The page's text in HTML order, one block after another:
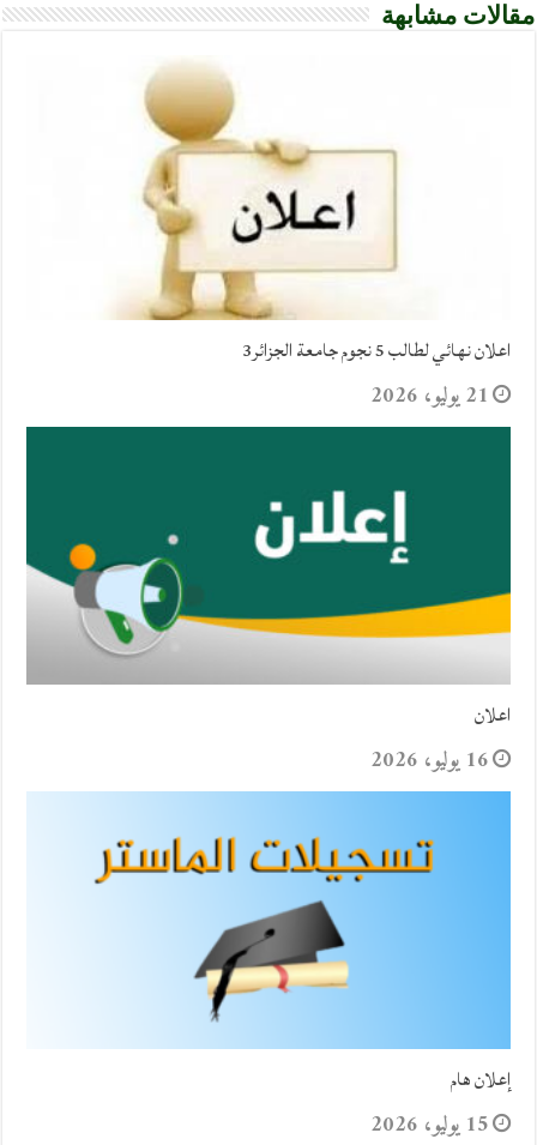
مقالات مشابهة
اعلان نهائي لطالب 5 نجوم جامعة الجزائر3
21 يوليو، 2026
اعلان
16 يوليو، 2026
إعلان هام
15 يوليو، 2026